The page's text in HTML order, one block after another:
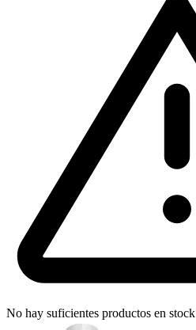
No hay suficientes productos en stock